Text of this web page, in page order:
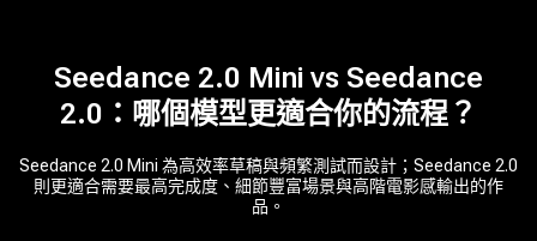
Seedance 2.0 Mini vs Seedance
2.0：哪個模型更適合你的流程？
Seedance 2.0 Mini 為高效率草稿與頻繁測試而設計；Seedance 2.0
則更適合需要最高完成度、細節豐富場景與高階電影感輸出的作
品。